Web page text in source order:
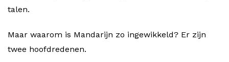
talen.
Maar waarom is Mandarijn zo ingewikkeld? Er zijn
twee hoofdredenen.